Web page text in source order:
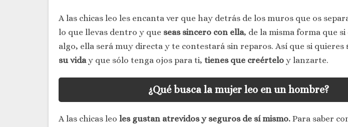
A las chicas leo les encanta ver que hay detrás de los muros que os
lo que llevas dentro y que seas sincero con ella, de la misma forma que si
algo, ella será muy directa y te contestará sin reparos. Así que si quieres
su viday que sólo tenga ojos para ti, tienes que creértelo y lanzarte.
¿Qué busca la mujer leo en un hombre?
A las chicas leo les gustan atrevidos y seguros de sí mismo. Para saber